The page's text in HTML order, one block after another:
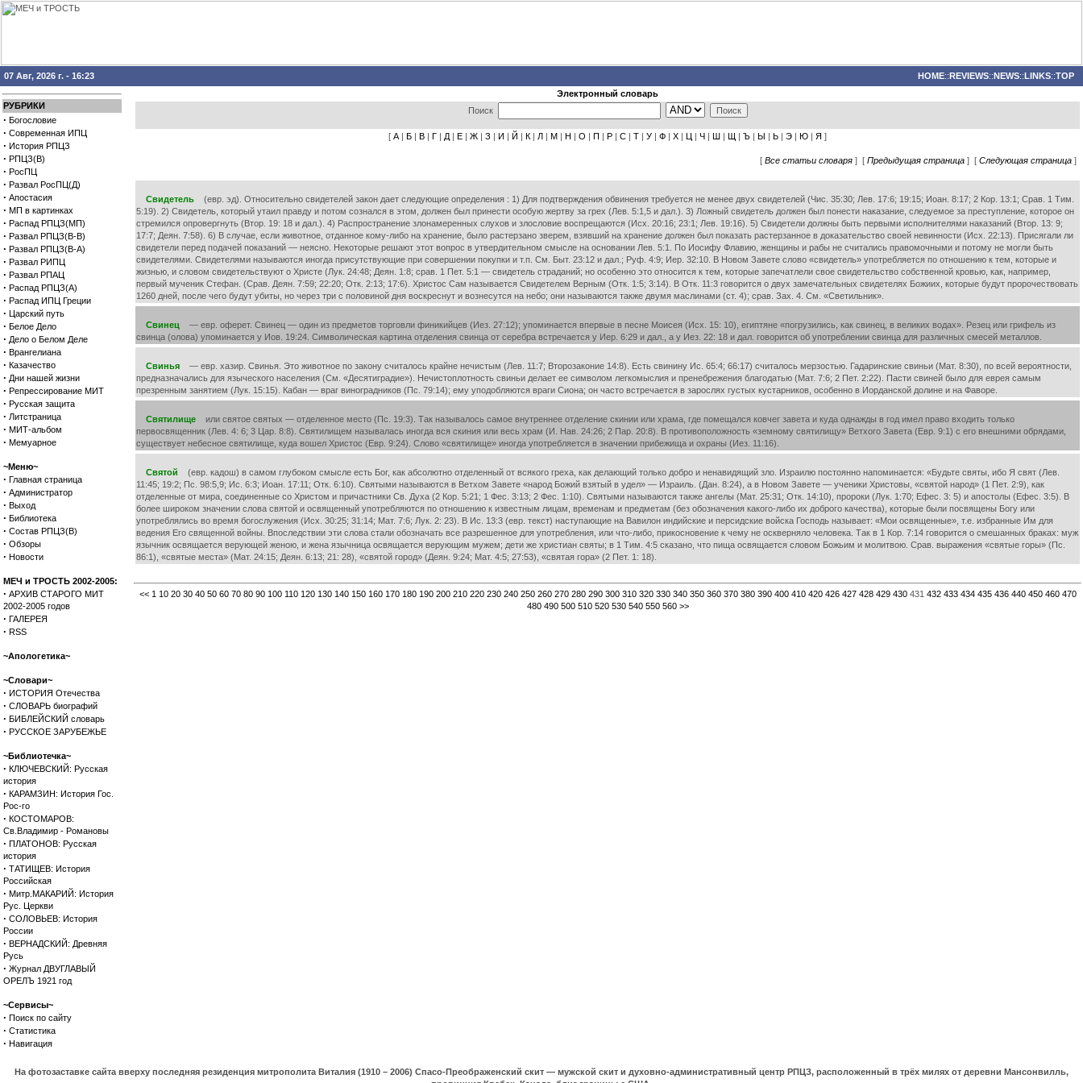
07 Авг, 2026 г. - 16:23 HOME::REVIEWS::NEWS::LINKS::TOP
РУБРИКИ
· Богословие
· Современная ИПЦ
· История РПЦЗ
· РПЦЗ(В)
· РосПЦ
· Развал РосПЦ(Д)
· Апостасия
· МП в картинках
· Распад РПЦЗ(МП)
· Развал РПЦЗ(В-В)
· Развал РПЦЗ(В-А)
· Развал РИПЦ
· Развал РПАЦ
· Распад РПЦЗ(А)
· Распад ИПЦ Греции
· Царский путь
· Белое Дело
· Дело о Белом Деле
· Врангелиана
· Казачество
· Дни нашей жизни
· Репрессирование МИТ
· Русская защита
· Литстраница
· МИТ-альбом
· Мемуарное
~Меню~
· Главная страница
· Администратор
· Выход
· Библиотека
· Состав РПЦЗ(В)
· Обзоры
· Новости
МЕЧ и ТРОСТЬ 2002-2005:
· АРХИВ СТАРОГО МИТ
2002-2005 годов
· ГАЛЕРЕЯ
· RSS
~Апологетика~
~Словари~
· ИСТОРИЯ Отечества
· СЛОВАРЬ биографий
· БИБЛЕЙСКИЙ словарь
· РУССКОЕ ЗАРУБЕЖЬЕ
~Библиотечка~
· КЛЮЧЕВСКИЙ: Русская
история
· КАРАМЗИН: История Гос.
Рос-го
· КОСТОМАРОВ:
Св.Владимир - Романовы
· ПЛАТОНОВ: Русская
история
· ТАТИЩЕВ: История
Российская
· Митр.МАКАРИЙ: История
Рус. Церкви
· СОЛОВЬЕВ: История
России
· ВЕРНАДСКИЙ: Древняя
Русь
· Журнал ДВУГЛАВЫЙ
ОРЕЛЪ 1921 год
~Сервисы~
· Поиск по сайту
· Статистика
· Навигация
Электронный словарь
Поиск
[ А | Б | В | Г | Д | Е | Ж | З | И | Й | К | Л | М | Н | О | П | Р | С | Т | У | Ф | Х | Ц | Ч | Ш | Щ | Ъ | Ы | Ь | Э | Ю | Я ]
[ Все статьи словаря ] [ Предыдущая страница ] [ Следующая страница ]
Свидетель (евр. эд). Относительно свидетелей закон дает следующие определения : 1) Для подтверждения обвинения требуется не менее двух свидетелей (Чис. 35:30; Лев. 17:6; 19:15; Иоан. 8:17; 2 Кор. 13:1; Срав. 1 Тим.
5:19). 2) Свидетель, который утаил правду и потом сознался в этом, должен был принести особую жертву за грех (Лев. 5:1,5 и дал.). 3) Ложный свидетель должен был понести наказание, следуемое за преступление, которое он
стремился опровергнуть (Втор. 19: 18 и дал.). 4) Распространение злонамеренных слухов и злословие воспрещаются (Исх. 20:16; 23:1; Лев. 19:16). 5) Свидетели должны быть первыми исполнителями наказаний (Втор. 13: 9;
17:7; Деян. 7:58). 6) В случае, если животное, отданное кому-либо на хранение, было растерзано зверем, взявший на хранение должен был показать растерзанное в доказательство своей невинности (Исх. 22:13). Присягали ли
свидетели перед подачей показаний — неясно. Некоторые решают этот вопрос в утвердительном смысле на основании Лев. 5:1. По Иосифу Флавию, женщины и рабы не считались правомочными и потому не могли быть
свидетелями. Свидетелями называются иногда присутствующие при совершении покупки и т.п. См. Быт. 23:12 и дал.; Руф. 4:9; Иер. 32:10. В Новом Завете слово «свидетель» употребляется по отношению к тем, которые и
жизнью, и словом свидетельствуют о Христе (Лук. 24:48; Деян. 1:8; срав. 1 Пет. 5:1 — свидетель страданий; но особенно это относится к тем, которые запечатлели свое свидетельство собственной кровью, как, например,
первый мученик Стефан. (Срав. Деян. 7:59; 22:20; Отк. 2:13; 17:6). Христос Сам называется Свидетелем Верным (Отк. 1:5; 3:14). В Отк. 11:3 говорится о двух замечательных свидетелях Божиих, которые будут пророчествовать
1260 дней, после чего будут убиты, но через три с половиной дня воскреснут и вознесутся на небо; они называются также двумя маслинами (ст. 4); срав. Зах. 4. См. «Светильник».
Свинец — евр. оферет. Свинец — один из предметов торговли финикийцев (Иез. 27:12); упоминается впервые в песне Моисея (Исх. 15: 10), египтяне «погрузились, как свинец, в великих водах». Резец или грифель из
свинца (олова) упоминается у Иов. 19:24. Символическая картина отделения свинца от серебра встречается у Иер. 6:29 и дал., а у Иез. 22: 18 и дал. говорится об употреблении свинца для различных смесей металлов.
Свинья — евр. хазир. Свинья. Это животное по закону считалось крайне нечистым (Лев. 11:7; Второзаконие 14:8). Есть свинину Ис. 65:4; 66:17) считалось мерзостью. Гадаринские свиньи (Мат. 8:30), по всей вероятности,
предназначались для языческого населения (См. «Десятиградие»). Нечистоплотность свиньи делает ее символом легкомыслия и пренебрежения благодатью (Мат. 7:6; 2 Пет. 2:22). Пасти свиней было для еврея самым
презренным занятием (Лук. 15:15). Кабан — враг виноградников (Пс. 79:14); ему уподобляются враги Сиона; он часто встречается в зарослях густых кустарников, особенно в Иорданской долине и на Фаворе.
Святилище или святое святых — отделенное место (Пс. 19:3). Так называлось самое внутреннее отделение скинии или храма, где помещался ковчег завета и куда однажды в год имел право входить только
первосвященник (Лев. 4: 6; 3 Цар. 8:8). Святилищем называлась иногда вся скиния или весь храм (И. Нав. 24:26; 2 Пар. 20:8). В противоположность «земному святилищу» Ветхого Завета (Евр. 9:1) с его внешними обрядами,
существует небесное святилище, куда вошел Христос (Евр. 9:24). Слово «святилище» иногда употребляется в значении прибежища и охраны (Иез. 11:16).
Святой (евр. кадош) в самом глубоком смысле есть Бог, как абсолютно отделенный от всякого греха, как делающий только добро и ненавидящий зло. Израилю постоянно напоминается: «Будьте святы, ибо Я свят (Лев.
11:45; 19:2; Пс. 98:5,9; Ис. 6:3; Иоан. 17:11; Отк. 6:10). Святыми называются в Ветхом Завете «народ Божий взятый в удел» — Израиль. (Дан. 8:24), а в Новом Завете — ученики Христовы, «святой народ» (1 Пет. 2:9), как
отделенные от мира, соединенные со Христом и причастники Св. Духа (2 Кор. 5:21; 1 Фес. 3:13; 2 Фес. 1:10). Святыми называются также ангелы (Мат. 25:31; Отк. 14:10), пророки (Лук. 1:70; Ефес. 3: 5) и апостолы (Ефес. 3:5). В
более широком значении слова святой и освященный употребляются по отношению к известным лицам, временам и предметам (без обозначения какого-либо их доброго качества), которые были посвящены Богу или
употреблялись во время богослужения (Исх. 30:25; 31:14; Мат. 7:6; Лук. 2: 23). В Ис. 13:3 (евр. текст) наступающие на Вавилон индийские и персидские войска Господь называет: «Мои освященные», т.е. избранные Им для
ведения Его священной войны. Впоследствии эти слова стали обозначать все разрешенное для употребления, или что-либо, прикосновение к чему не оскверняло человека. Так в 1 Кор. 7:14 говорится о смешанных браках: муж
язычник освящается верующей женою, и жена язычница освящается верующим мужем; дети же христиан святы; в 1 Тим. 4:5 сказано, что пища освящается словом Божьим и молитвою. Срав. выражения «святые горы» (Пс.
86:1), «святые места» (Мат. 24:15; Деян. 6:13; 21: 28), «святой город» (Деян. 9:24; Мат. 4:5; 27:53), «святая гора» (2 Пет. 1: 18).
<< 1 10 20 30 40 50 60 70 80 90 100 110 120 130 140 150 160 170 180 190 200 210 220 230 240 250 260 270 280 290 300 310 320 330 340 350 360 370 380 390 400 410 420 426 427 428 429 430431 432 433 434 435 436 440 450 460 470
480 490 500 510 520 530 540 550 560 >>
На фотозаставке сайта вверху последняя резиденция митрополита Виталия (1910 – 2006) Спасо-Преображенский скит — мужской скит и духовно-административный центр РПЦЗ, расположенный в трёх милях от деревни Мансонвилль,